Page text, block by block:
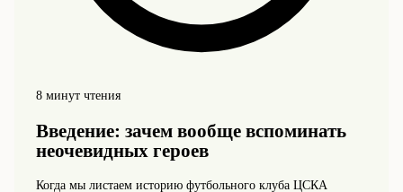
8 минут чтения
Введение: зачем вообще вспоминать
неочевидных героев
Когда мы листаем историю футбольного клуба ЦСКА